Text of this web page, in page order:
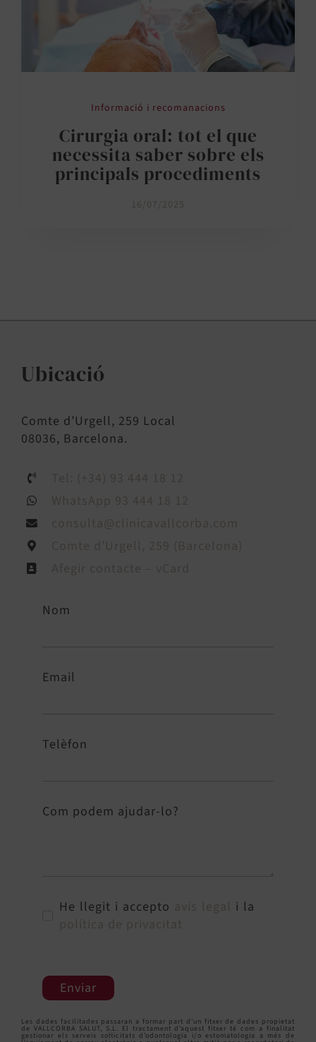
Informació i recomanacions
Cirurgia oral: tot el que
necessita saber sobre els
principals procediments
16/07/2025
Ubicació
Comte d’Urgell, 259 Local
08036, Barcelona.
Nom
Email
Telèfon
Com podem ajudar-lo?
He llegit i accepto
i la
Enviar
Les dades facilitades passaran a formar part d’un fitxer de dades propietat
de VALLCORBA SALUT, S.L. El tractament d’aquest fitxer té com a finalitat
gestionar els serveis sol·licitats d’odontologia i/o estomatologia a més de